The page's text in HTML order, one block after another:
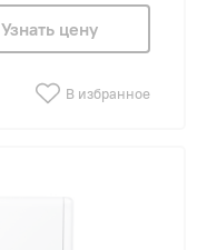
Узнать цену
В избранное